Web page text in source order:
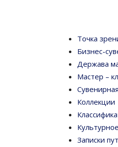
Точка
Бизнес-
Держава
Мастер –
Коллекции
Записки